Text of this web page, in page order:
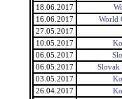
18.06.2017
16.06.2017
World
27.05.2017
10.05.2017
06.05.2017
06.05.2017
Slovak
03.05.2017
26.04.2017